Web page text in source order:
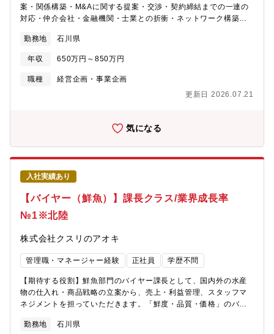
案・関係構築・M&Aに関する提案・交渉・契約締結までの一連の
対応・仲介会社・金融機関・士業との折衝・ネットワーク構築・
関係部署と連携したPMI（統合プロセス）の推進・M&A戦略の立
案および市場・競合分析※M&A経験者は即戦力として案件推進を
お任せします。※M&A未経験の方でも、営業経験を活かし、オー
ナー企業との信頼関係構築や提案活動を中心に活躍いただける環
うM&A業務に携われます。・M&Aのソーシングからクロージン
身につけることができます。・経営層や企業オーナーとの折衝機
会が多く、経営視点を養えるポジションです。・今後も積極的な
店舗拡大・事業拡大を進める企業のため、多くの案件に携わるチ
ャンスがあります。
勤務地 石川県
年収 650万円～850万円
職種
経営企画・事業企画
更新日 2026.07.21
気になる
入社実績あり
【バイヤー（鮮魚）】課長クラス/業界成長率
№1※北陸
株式会社クスリのアオキ
管理職・マネージャー経験 正社員 学歴不問
【期待する役割】鮮魚部門のバイヤー課長として、国内外の水産
物の仕入れ・商品戦略の立案から、売上・利益管理、スタッフマ
ネジメントを担っていただきます。「鮮度・品質・価格」のバラ
争力強化をリードしていただくポジションです。【職務内容】■鮮
勤務地 石川県